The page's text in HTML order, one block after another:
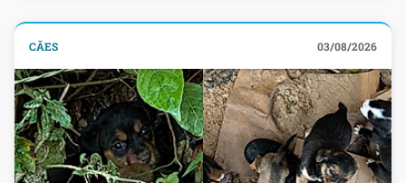
CÃES 03/08/2026